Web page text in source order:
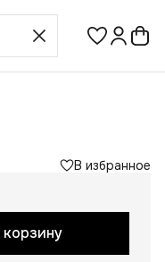
В избранное